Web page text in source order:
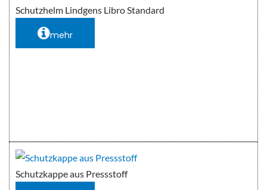
Schutzhelm Lindgens Libro Standard
mehr
Schutzkappe aus Pressstoff